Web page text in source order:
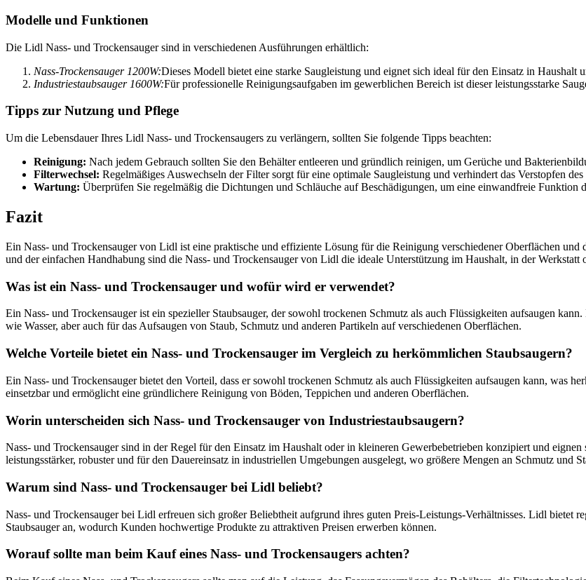
Modelle und Funktionen
Die Lidl Nass- und Trockensauger sind in verschiedenen Ausführungen erhältlich:
Nass-Trockensauger 1200W:Dieses Modell bietet eine starke Saugleistung und eignet sich ideal für den Einsatz in Haushalt
Industriestaubsauger 1600W:Für professionelle Reinigungsaufgaben im gewerblichen Bereich ist dieser leistungsstarke
Tipps zur Nutzung und Pflege
Um die Lebensdauer Ihres Lidl Nass- und Trockensaugers zu verlängern, sollten Sie folgende Tipps beachten:
Reinigung: Nach jedem Gebrauch sollten Sie den Behälter entleeren und gründlich reinigen, um Gerüche und
Filterwechsel: Regelmäßiges Auswechseln der Filter sorgt für eine optimale Saugleistung und verhindert das Verstopfen des
Wartung: Überprüfen Sie regelmäßig die Dichtungen und Schläuche auf Beschädigungen, um eine einwandfreie Funktion
Fazit
Ein Nass- und Trockensauger von Lidl ist eine praktische und effiziente Lösung für die Reinigung verschiedener Oberflächen
und der einfachen Handhabung sind die Nass- und Trockensauger von Lidl die ideale Unterstützung im Haushalt, in der Werkstatt
Was ist ein Nass- und Trockensauger und wofür wird er verwendet?
Ein Nass- und Trockensauger ist ein spezieller Staubsauger, der sowohl trockenen Schmutz als auch Flüssigkeiten aufsaugen
wie Wasser, aber auch für das Aufsaugen von Staub, Schmutz und anderen Partikeln auf verschiedenen Oberflächen.
Welche Vorteile bietet ein Nass- und Trockensauger im Vergleich zu herkömmlichen Staubsaugern?
Ein Nass- und Trockensauger bietet den Vorteil, dass er sowohl trockenen Schmutz als auch Flüssigkeiten aufsaugen kann, was
einsetzbar und ermöglicht eine gründlichere Reinigung von Böden, Teppichen und anderen Oberflächen.
Worin unterscheiden sich Nass- und Trockensauger von Industriestaubsaugern?
Nass- und Trockensauger sind in der Regel für den Einsatz im Haushalt oder in kleineren Gewerbebetrieben konzipiert und
leistungsstärker, robuster und für den Dauereinsatz in industriellen Umgebungen ausgelegt, wo größere Mengen an Schmutz und
Warum sind Nass- und Trockensauger bei Lidl beliebt?
Nass- und Trockensauger bei Lidl erfreuen sich großer Beliebtheit aufgrund ihres guten Preis-Leistungs-Verhältnisses. Lidl bietet
Staubsauger an, wodurch Kunden hochwertige Produkte zu attraktiven Preisen erwerben können.
Worauf sollte man beim Kauf eines Nass- und Trockensaugers achten?